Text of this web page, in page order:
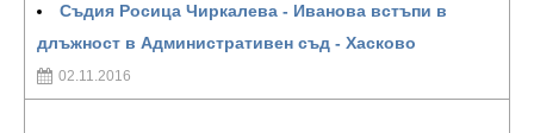
Съдия Росица Чиркалева - Иванова встъпи в
длъжност в Административен съд - Хасково
02.11.2016